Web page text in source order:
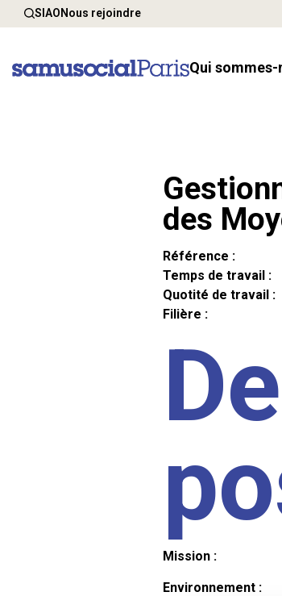
SIAONous rejoindre
Qui
des
Référence :
Temps de travail :
Quotité de travail :
Filière :
Mission :
Environnement :